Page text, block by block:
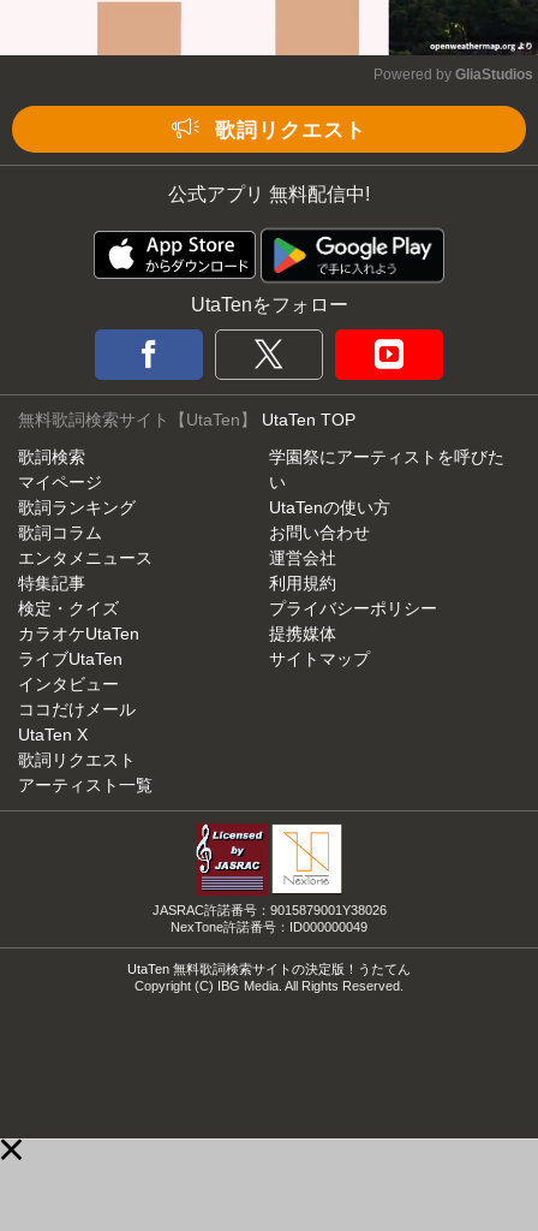
Powered by GliaStudios
歌詞リクエスト
公式アプリ 無料配信中!
UtaTenをフォロー
無料歌詞検索サイト【UtaTen】 UtaTen TOP
歌詞検索
マイページ
歌詞ランキング
歌詞コラム
エンタメニュース
特集記事
検定・クイズ
カラオケUtaTen
ライブUtaTen
インタビュー
ココだけメール
UtaTen X
歌詞リクエスト
アーティスト一覧
学園祭にアーティストを呼びた
い
UtaTenの使い方
お問い合わせ
運営会社
利用規約
プライバシーポリシー
提携媒体
サイトマップ
JASRAC許諾番号：9015879001Y38026
NexTone許諾番号：ID000000049
UtaTen 無料歌詞検索サイトの決定版！うたてん
Copyright (C) IBG Media. All Rights Reserved.